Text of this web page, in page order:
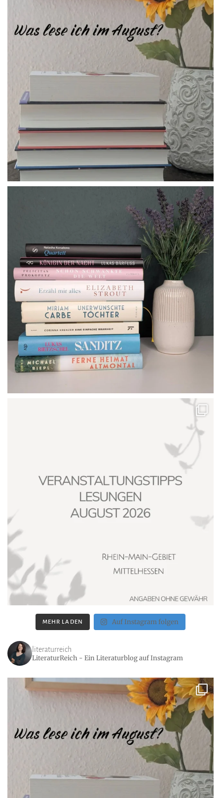
MEHR LADEN Auf Instagram folgen
literaturreich
LiteraturReich - Ein Literaturblog auf Instagram